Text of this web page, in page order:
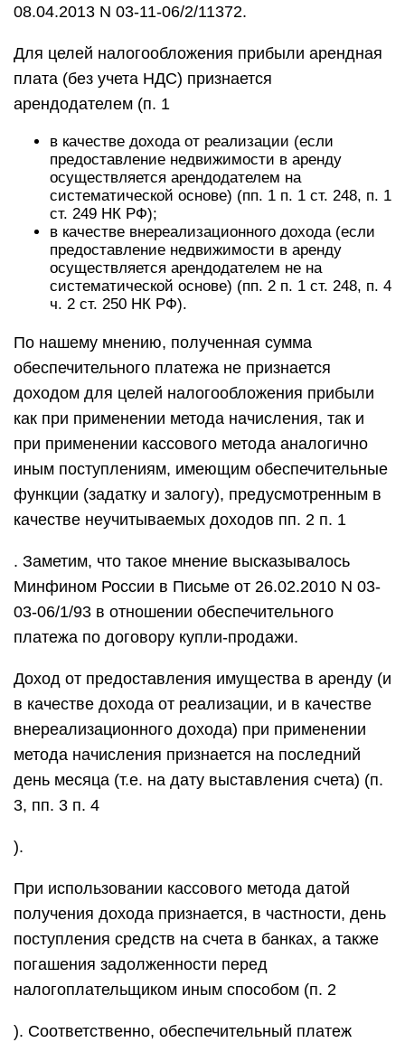
08.04.2013 N 03-11-06/2/11372.
Для целей налогообложения прибыли арендная
плата (без учета НДС) признается
арендодателем (п. 1
в качестве дохода от реализации (если
предоставление недвижимости в аренду
осуществляется арендодателем на
систематической основе) (пп. 1 п. 1 ст. 248, п. 1
ст. 249 НК РФ);
в качестве внереализационного дохода (если
предоставление недвижимости в аренду
осуществляется арендодателем не на
систематической основе) (пп. 2 п. 1 ст. 248, п. 4
ч. 2 ст. 250 НК РФ).
По нашему мнению, полученная сумма
обеспечительного платежа не признается
доходом для целей налогообложения прибыли
как при применении метода начисления, так и
при применении кассового метода аналогично
иным поступлениям, имеющим обеспечительные
функции (задатку и залогу), предусмотренным в
качестве неучитываемых доходов пп. 2 п. 1
. Заметим, что такое мнение высказывалось
Минфином России в Письме от 26.02.2010 N 03-
03-06/1/93 в отношении обеспечительного
платежа по договору купли-продажи.
Доход от предоставления имущества в аренду (и
в качестве дохода от реализации, и в качестве
внереализационного дохода) при применении
метода начисления признается на последний
день месяца (т.е. на дату выставления счета) (п.
3, пп. 3 п. 4
).
При использовании кассового метода датой
получения дохода признается, в частности, день
поступления средств на счета в банках, а также
погашения задолженности перед
налогоплательщиком иным способом (п. 2
). Соответственно, обеспечительный платеж